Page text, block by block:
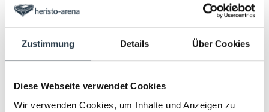
Zustimmung Details Über Cookies
Diese Webseite verwendet Cookies
Wir verwenden Cookies, um Inhalte und Anzeigen zu
16. Bowers & Wilkins Rhythm’n’Blues-
Festival • 27. Oktober (Samstag) 2018
Deutschlands größtes…
LESEN